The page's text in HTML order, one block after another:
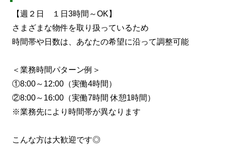
【週２日 １日3時間～OK】
さまざまな物件を取り扱っているため
時間帯や日数は、あなたの希望に沿って調整可能
＜業務時間パターン例＞
①8:00～12:00（実働4時間）
②8:00～16:00（実働7時間 休憩1時間）
※業務先により時間帯が異なります
こんな方は大歓迎です◎